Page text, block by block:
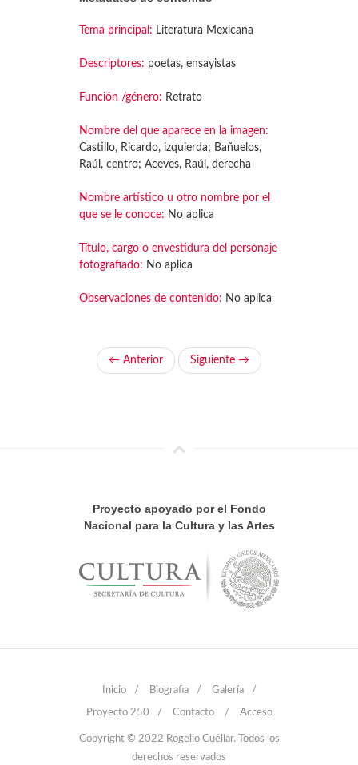
Tema principal: Literatura Mexicana
Descriptores: poetas, ensayistas
Función /género: Retrato
Nombre del que aparece en la imagen:
Castillo, Ricardo, izquierda; Bañuelos,
Raúl, centro; Aceves, Raúl, derecha
Nombre artístico u otro nombre por el
que se le conoce: No aplica
Título, cargo o envestidura del personaje
fotografiado: No aplica
Observaciones de contenido: No aplica
← Anterior Siguiente →
Proyecto apoyado por el Fondo
Nacional para la Cultura y las Artes
Inicio / Biografia / Galería /
Proyecto 250 / Contacto / Acceso
Copyright © 2022 Rogelio Cuéllar. Todos los
derechos reservados